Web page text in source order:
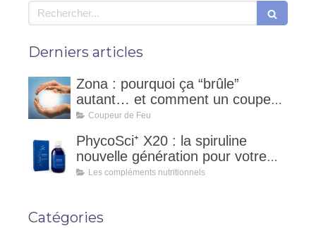
Rechercher
Derniers articles
Zona : pourquoi ça “brûle”
autant… et comment un coupeur
de feu peut accompagner ?
Coupeur de Feu
PhycoSci⁺ X20 : la spiruline
nouvelle génération pour votre
vitalité naturelle
Les compléments nutritionnels
Catégories